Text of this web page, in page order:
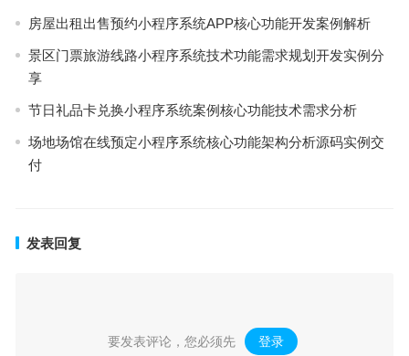
房屋出租出售预约小程序系统APP核心功能开发案例解析
景区门票旅游线路小程序系统技术功能需求规划开发实例分
享
节日礼品卡兑换小程序系统案例核心功能技术需求分析
场地场馆在线预定小程序系统核心功能架构分析源码实例交
付
发表回复
要发表评论，您必须先 登录 。